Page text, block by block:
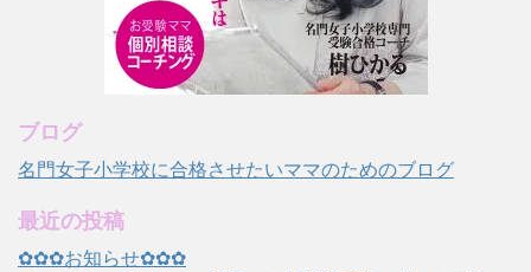
ブログ
名門女子小学校に合格させたいママのためのブログ
最近の投稿
✿✿✿お知らせ✿✿✿